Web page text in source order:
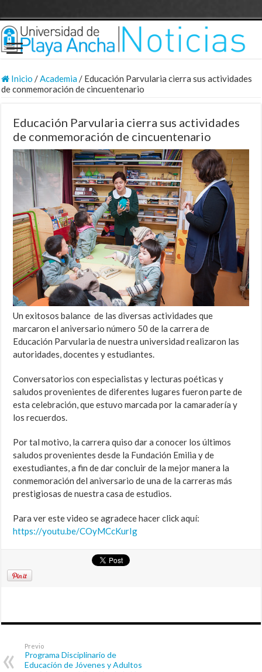
Inicio /Academia/ Educación Parvularia cierra sus actividades
de conmemoración de cincuentenario
Educación Parvularia cierra sus actividades
de conmemoración de cincuentenario
Un exitosos balance de las diversas actividades que
marcaron el aniversario número 50 de la carrera de
Educación Parvularia de nuestra universidad realizaron las
autoridades, docentes y estudiantes.
Conversatorios con especialistas y lecturas poéticas y
saludos provenientes de diferentes lugares fueron parte de
esta celebración, que estuvo marcada por la camaradería y
los recuerdos.
Por tal motivo, la carrera quiso dar a conocer los últimos
saludos provenientes desde la Fundación Emilia y de
exestudiantes, a fin de dar concluir de la mejor manera la
conmemoración del aniversario de una de la carreras más
prestigiosas de nuestra casa de estudios.
Para ver este video se agradece hacer click aquí:
https://youtu.be/COyMCcKurIg
Previo
Programa Disciplinario de
Educación de Jóvenes y Adultos